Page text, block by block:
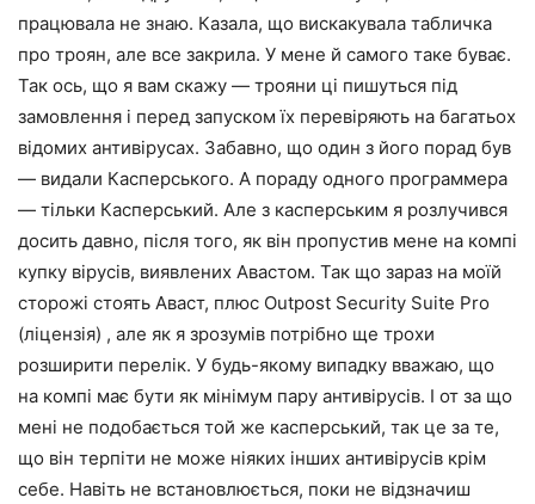
працювала не знаю. Казала, що вискакувала табличка
про троян, але все закрила. У мене й самого таке буває.
Так ось, що я вам скажу — трояни ці пишуться під
замовлення і перед запуском їх перевіряють на багатьох
відомих антивірусах. Забавно, що один з його порад був
— видали Касперського. А пораду одного программера
— тільки Касперський. Але з касперським я розлучився
досить давно, після того, як він пропустив мене на компі
купку вірусів, виявлених Авастом. Так що зараз на моїй
сторожі стоять Аваст, плюс Outpost Security Suite Pro
(ліцензія) , але як я зрозумів потрібно ще трохи
розширити перелік. У будь-якому випадку вважаю, що
на компі має бути як мінімум пару антивірусів. І от за що
мені не подобається той же касперський, так це за те,
що він терпіти не може ніяких інших антивірусів крім
себе. Навіть не встановлюється, поки не відзначиш